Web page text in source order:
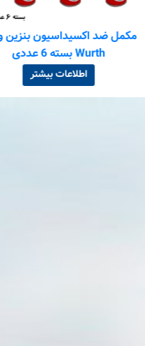
اکسیداسیون بنزین وورث
اطلاعات بیشتر